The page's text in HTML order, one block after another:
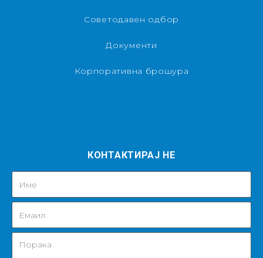
Советодавен одбор
Документи
Корпоративна брошура
КОНТАКТИРАЈ НЕ